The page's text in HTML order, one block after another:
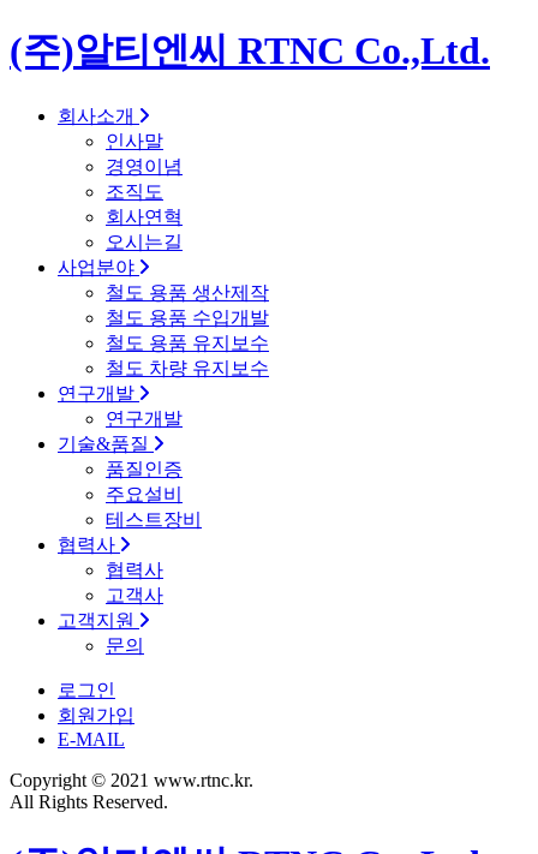
(주)알티엔씨 RTNC Co.,Ltd.
회사소개
인사말
경영이념
조직도
회사연혁
오시는길
사업분야
철도 용품 생산제작
철도 용품 수입개발
철도 용품 유지보수
철도 차량 유지보수
연구개발
연구개발
기술&품질
품질인증
주요설비
테스트장비
협력사
협력사
고객사
고객지원
문의
로그인
회원가입
E-MAIL
Copyright © 2021 www.rtnc.kr.
All Rights Reserved.